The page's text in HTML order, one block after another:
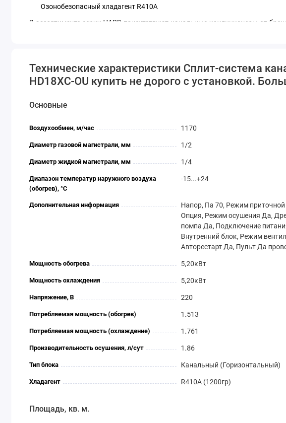
Озонобезопасный хладагент R410A
В ассортименте серии HARD присутствуют канальные кондиционеры от
Кондиционер EXPERTAIR HARD ZAC-HD18XDUC-IU / ZAC-HD18XC-OU
Технические характеристики Сплит-система
HD18XC-OU купить не дорого с установкой.
Основные
Воздухообмен, м/час 1170
Диаметр газовой магистрали, мм 1/2
Диаметр жидкой магистрали, мм 1/4
Диапазон температур наружного воздуха
(обогрев), °C
-15...+24
Дополнительная информация
Напор, Па 70, Режим приточной
Опция, Режим осушения Да,
помпа Да, Подключение
Внутренний блок, Режим
Авторестарт Да, Пульт Да
Мощность обогрева 5,20кВт
Мощность охлаждения 5,20кВт
Напряжение, В 220
Потребляемая мощность (обогрев) 1.513
Потребляемая мощность (охлаждение) 1.761
Производительность осушения, л/сут 1.86
Тип блока Канальный (Горизонтальный)
Хладагент R410A (1200гр)
Площадь, кв. м.